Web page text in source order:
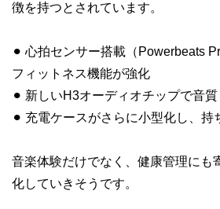
徴を持つとされています。
⚫︎ 心拍センサー搭載（Powerbeats
フィットネス機能が強化
⚫︎ 新しいH3オーディオチップで音
⚫︎ 充電ケースがさらに小型化し、
音楽体験だけでなく、健康管理にも
化していきそうです。